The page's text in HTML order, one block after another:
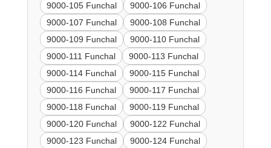
9000-105 Funchal
9000-106 Funchal
9000-107 Funchal
9000-108 Funchal
9000-109 Funchal
9000-110 Funchal
9000-111 Funchal
9000-113 Funchal
9000-114 Funchal
9000-115 Funchal
9000-116 Funchal
9000-117 Funchal
9000-118 Funchal
9000-119 Funchal
9000-120 Funchal
9000-122 Funchal
9000-123 Funchal
9000-124 Funchal